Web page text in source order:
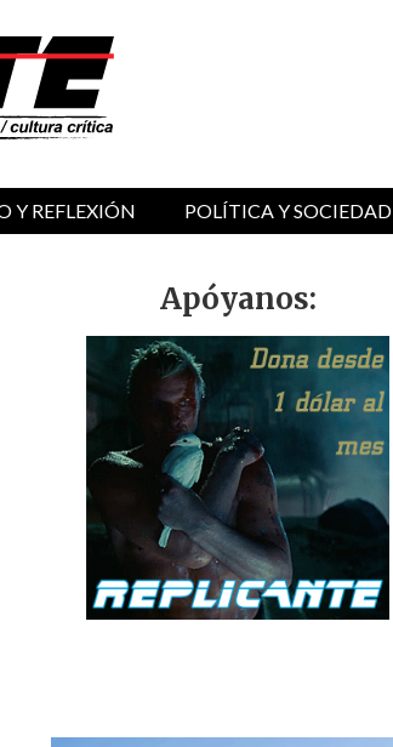
Y REFLEXIÓN POLÍTICA Y SOCIEDAD
Apóyanos: